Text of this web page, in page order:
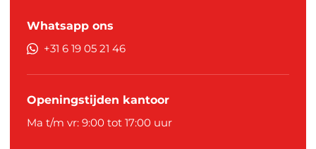
Whatsapp ons
+31 6 19 05 21 46
Openingstijden kantoor
Ma t/m vr: 9:00 tot 17:00 uur